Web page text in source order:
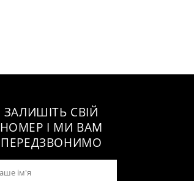
ЗАЛИШІТЬ СВІЙ
НОМЕР І МИ ВАМ
ПЕРЕДЗВОНИМО